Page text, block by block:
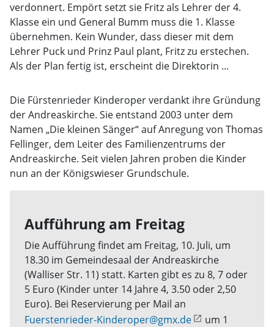
verdonnert. Empört setzt sie Fritz als Lehrer der 4.
Klasse ein und General Bumm muss die 1. Klasse
übernehmen. Kein Wunder, dass dieser mit dem
Lehrer Puck und Prinz Paul plant, Fritz zu erstechen.
Als der Plan fertig ist, erscheint die Direktorin ...
Die Fürstenrieder Kinderoper verdankt ihre Gründung
der Andreaskirche. Sie entstand 2003 unter dem
Namen „Die kleinen Sänger“ auf Anregung von Thomas
Fellinger, dem Leiter des Familienzentrums der
Andreaskirche. Seit vielen Jahren proben die Kinder
nun an der Königswieser Grundschule.
Aufführung am Freitag
Die Aufführung findet am Freitag, 10. Juli, um
18.30 im Gemeindesaal der Andreaskirche
(Walliser Str. 11) statt. Karten gibt es zu 8, 7 oder
5 Euro (Kinder unter 14 Jahre 4, 3.50 oder 2,50
Euro). Bei Reservierung per Mail an
Fuerstenrieder-Kinderoper@gmx.de
um 1